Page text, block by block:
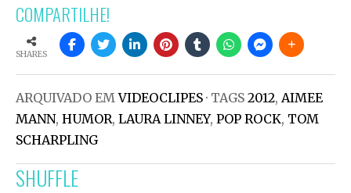
COMPARTILHE!
SHARES
ARQUIVADO EMVIDEOCLIPES · TAGS 2012, AIMEE
MANN, HUMOR, LAURA LINNEY, POP ROCK, TOM
SCHARPLING
SHUFFLE